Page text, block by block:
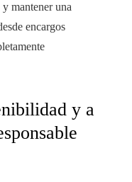
mantener una
encargos
y a